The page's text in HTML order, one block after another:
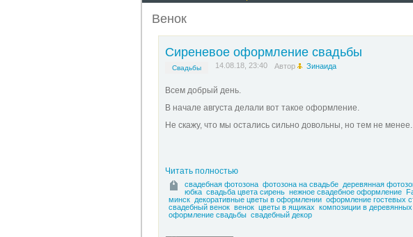
Венок
Сиреневое оформление свадьбы
Свадьбы 14.08.18, 23:40 Автор Зинаида
Всем добрый день.
В начале августа делали вот такое оформление.
Не скажу, что мы остались сильно довольны, но тем не менее.
Читать полностью
свадебная фотозона фотозона на свадьбе деревянная
юбка свадьба цвета сирень нежное свадебное оформление
минск
декоративные цветы в оформлении оформление гостевых
свадебный венок венок цветы в ящиках композиции в
оформление свадьбы свадебный декор